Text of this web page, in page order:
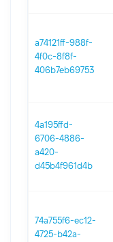
a74121ff-988f-
4f0c-8f8f-
406b7eb69753
4a195ffd-
6706-4886-
a420-
d45b4f961d4b
74a755f6-ec12-
4725-b42a-